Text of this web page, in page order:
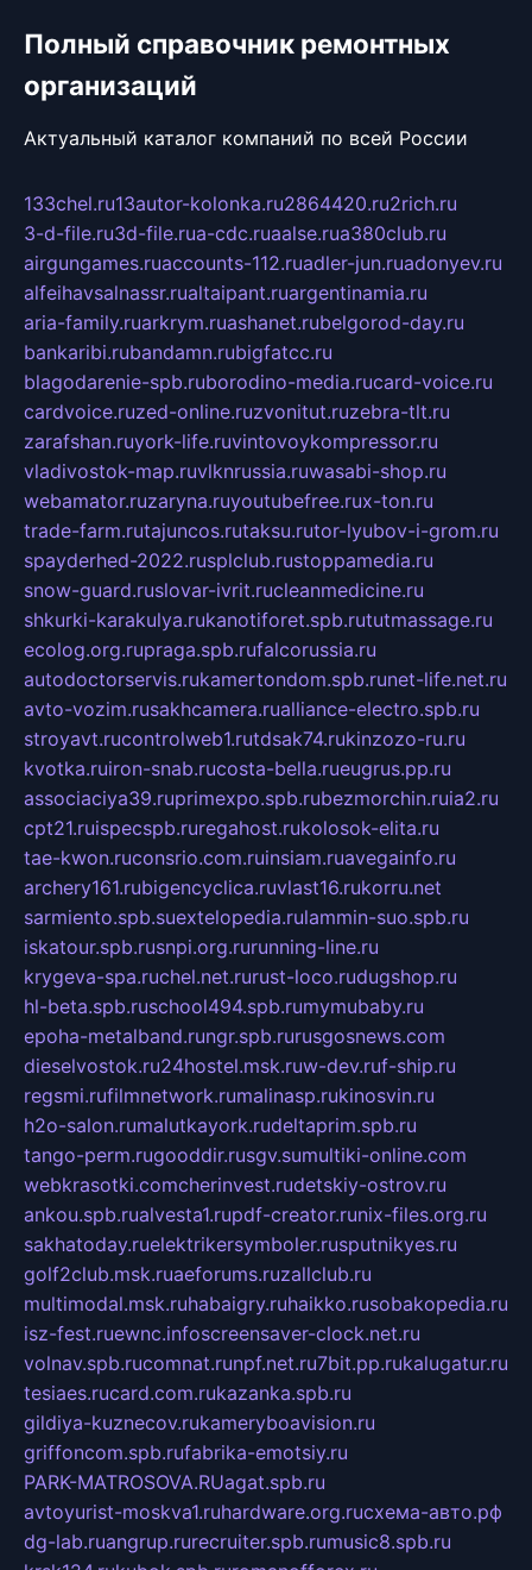
Полный справочник ремонтных
организаций
Актуальный каталог компаний по всей России
133chel.ru13autor-kolonka.ru2864420.ru2rich.ru
3-d-file.ru3d-file.rua-cdc.ruaalse.rua380club.ru
airgungames.ruaccounts-112.ruadler-jun.ruadonyev.ru
alfeihavsalnassr.rualtaipant.ruargentinamia.ru
aria-family.ruarkrym.ruashanet.rubelgorod-day.ru
bankaribi.rubandamn.rubigfatcc.ru
blagodarenie-spb.ruborodino-media.rucard-voice.ru
cardvoice.ruzed-online.ruzvonitut.ruzebra-tlt.ru
zarafshan.ruyork-life.ruvintovoykompressor.ru
vladivostok-map.ruvlknrussia.ruwasabi-shop.ru
webamator.ruzaryna.ruyoutubefree.rux-ton.ru
trade-farm.rutajuncos.rutaksu.rutor-lyubov-i-grom.ru
spayderhed-2022.rusplclub.rustoppamedia.ru
snow-guard.ruslovar-ivrit.rucleanmedicine.ru
shkurki-karakulya.rukanotiforet.spb.rututmassage.ru
ecolog.org.rupraga.spb.rufalcorussia.ru
autodoctorservis.rukamertondom.spb.runet-life.net.ru
avto-vozim.rusakhcamera.rualliance-electro.spb.ru
stroyavt.rucontrolweb1.rutdsak74.rukinzozo-ru.ru
kvotka.ruiron-snab.rucosta-bella.rueugrus.pp.ru
associaciya39.ruprimexpo.spb.rubezmorchin.ruia2.ru
cpt21.ruispecspb.ruregahost.rukolosok-elita.ru
tae-kwon.ruconsrio.com.ruinsiam.ruavegainfo.ru
archery161.rubigencyclica.ruvlast16.rukorru.net
sarmiento.spb.suextelopedia.rulammin-suo.spb.ru
iskatour.spb.rusnpi.org.rurunning-line.ru
krygeva-spa.ruchel.net.rurust-loco.rudugshop.ru
hl-beta.spb.ruschool494.spb.rumymubaby.ru
epoha-metalband.rungr.spb.rurusgosnews.com
dieselvostok.ru24hostel.msk.ruw-dev.ruf-ship.ru
regsmi.rufilmnetwork.rumalinasp.rukinosvin.ru
h2o-salon.rumalutkayork.rudeltaprim.spb.ru
tango-perm.rugooddir.rusgv.sumultiki-online.com
webkrasotki.comcherinvest.rudetskiy-ostrov.ru
ankou.spb.rualvesta1.rupdf-creator.runix-files.org.ru
sakhatoday.ruelektrikersymboler.rusputnikyes.ru
golf2club.msk.ruaeforums.ruzallclub.ru
multimodal.msk.ruhabaigry.ruhaikko.rusobakopedia.ru
isz-fest.ruewnc.infoscreensaver-clock.net.ru
volnav.spb.rucomnat.runpf.net.ru7bit.pp.rukalugatur.ru
tesiaes.rucard.com.rukazanka.spb.ru
gildiya-kuznecov.rukameryboavision.ru
griffoncom.spb.rufabrika-emotsiy.ru
PARK-MATROSOVA.RUagat.spb.ru
avtoyurist-moskva1.ruhardware.org.ruсхема-авто.рф
dg-lab.ruangrup.rurecruiter.spb.rumusic8.spb.ru